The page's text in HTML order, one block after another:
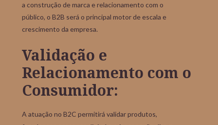
a construção de marca e relacionamento com o
público, o B2B será o principal motor de escala e
crescimento da empresa.
Validação e
Relacionamento com o
Consumidor:
A atuação no B2C permitirá validar produtos,